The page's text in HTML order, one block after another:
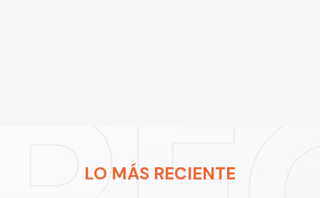
LO MÁS RECIENTE